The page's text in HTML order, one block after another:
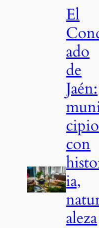
El
ado
de
Jaén:
con
ia,
aleza